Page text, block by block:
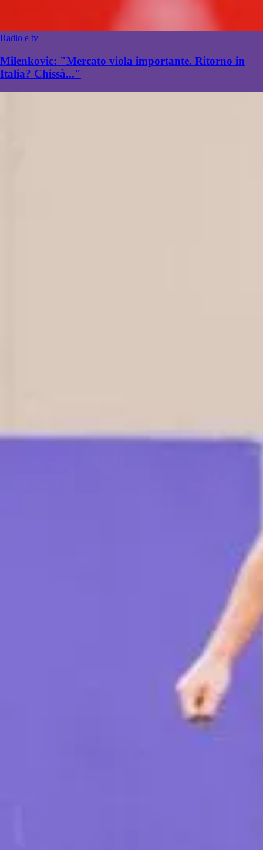
Radio e tv
Milenkovic: "Mercato viola importante. Ritorno in
Italia? Chissà..."